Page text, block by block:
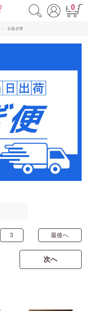
0
お急ぎ便
3 最後へ
次へ